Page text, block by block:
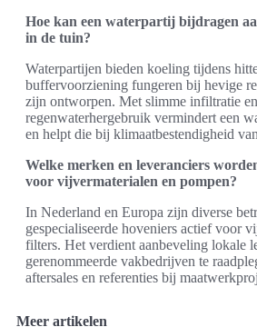
Hoe kan een waterpartij bijdragen
in de tuin?
Waterpartijen bieden koeling tijdens
buffervoorziening fungeren bij hevige
zijn ontworpen. Met slimme infiltratie en
regenwaterhergebruik vermindert een
en helpt die bij klimaatbestendigheid
Welke merken en leveranciers
voor vijvermaterialen en pompen?
In Nederland en Europa zijn diverse
gespecialiseerde hoveniers actief voor
filters. Het verdient aanbeveling lokale
gerenommeerde vakbedrijven te
aftersales en referenties bij
Meer artikelen